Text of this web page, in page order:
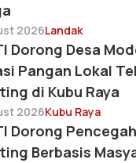
2026Landak
Dorong Desa
Pangan Lokal
di Kubu Raya
2026Kubu Raya
Dorong
Berbasis